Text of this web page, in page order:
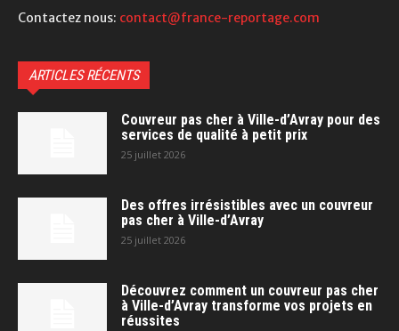
Contactez nous: contact@france-reportage.com
ARTICLES RÉCENTS
Couvreur pas cher à Ville-d’Avray pour des
services de qualité à petit prix
25 juillet 2026
Des offres irrésistibles avec un couvreur
pas cher à Ville-d’Avray
25 juillet 2026
Découvrez comment un couvreur pas cher
à Ville-d’Avray transforme vos projets en
réussites